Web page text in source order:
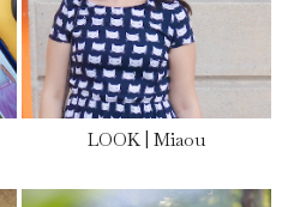
LOOK | Miaou